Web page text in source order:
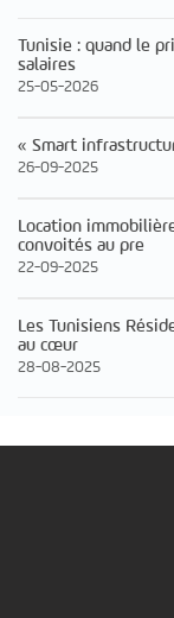
Tunisie : quand le
salaires
25-05-2026
« Smart
26-09-2025
Location
convoités au pre
22-09-2025
Les Tunisiens
au cœur
28-08-2025